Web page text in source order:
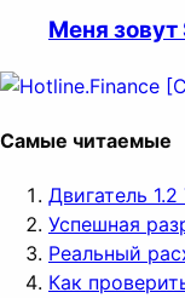
Меня
Самые читаемые
Двигатель
Успешная
Реальный
Как